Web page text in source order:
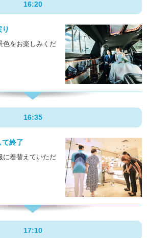
16:20
色をお楽しみくだ
16:35
て終了
に着替えていただ
17:10